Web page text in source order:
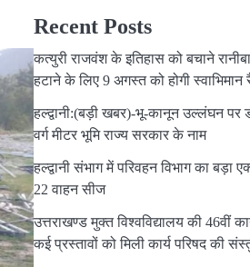
Recent Posts
कत्युरी राजवंश के इतिहास को बचाने
हटाने के लिए 9 अगस्त को होगी स्वाभिमान
हल्द्वानी:(बड़ी खबर)-भू-कानून उल्लंघन पर
वर्ग मीटर भूमि राज्य सरकार के नाम
हल्द्वानी संभाग में परिवहन विभाग का बड़ा
22 वाहन सीज
उत्तराखण्ड मुक्त विश्वविद्यालय की 46वीं
कई प्रस्तावों को मिली कार्य परिषद की